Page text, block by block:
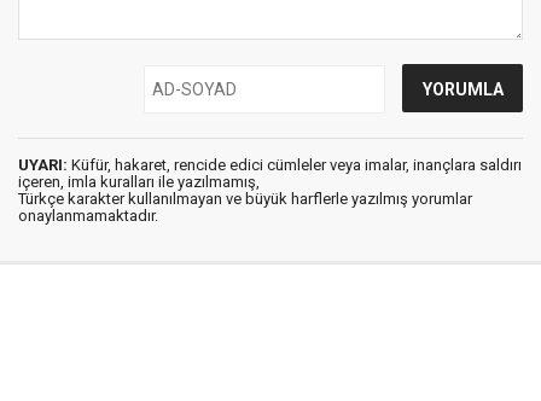
UYARI: Küfür, hakaret, rencide edici cümleler veya imalar, inançlara saldırı
içeren, imla kuralları ile yazılmamış,
Türkçe karakter kullanılmayan ve büyük harflerle yazılmış yorumlar
onaylanmamaktadır.